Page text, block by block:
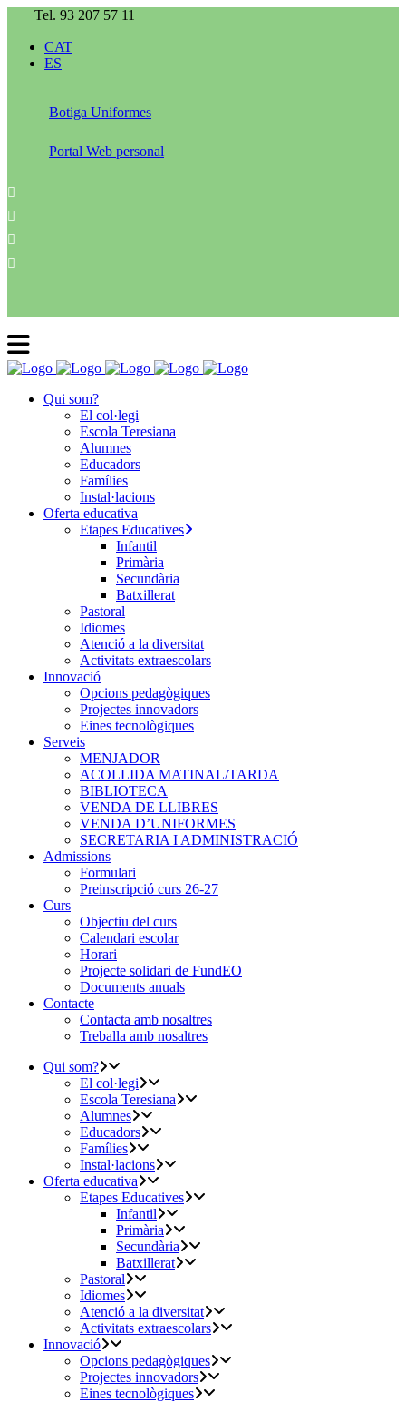
Tel. 93 207 57 11
CAT
ES
Botiga Uniformes
Portal Web personal
Qui som?
El col·legi
Escola Teresiana
Alumnes
Educadors
Famílies
Instal·lacions
Oferta educativa
Etapes Educatives
Infantil
Primària
Secundària
Batxillerat
Pastoral
Idiomes
Atenció a la diversitat
Activitats extraescolars
Innovació
Opcions pedagògiques
Projectes innovadors
Eines tecnològiques
Serveis
MENJADOR
ACOLLIDA MATINAL/TARDA
BIBLIOTECA
VENDA DE LLIBRES
VENDA D’UNIFORMES
SECRETARIA I ADMINISTRACIÓ
Admissions
Formulari
Preinscripció curs 26-27
Curs
Objectiu del curs
Calendari escolar
Horari
Projecte solidari de FundEO
Documents anuals
Contacte
Contacta amb nosaltres
Treballa amb nosaltres
Qui som?
El col·legi
Escola Teresiana
Alumnes
Educadors
Famílies
Instal·lacions
Oferta educativa
Etapes Educatives
Infantil
Primària
Secundària
Batxillerat
Pastoral
Idiomes
Atenció a la diversitat
Activitats extraescolars
Innovació
Opcions pedagògiques
Projectes innovadors
Eines tecnològiques